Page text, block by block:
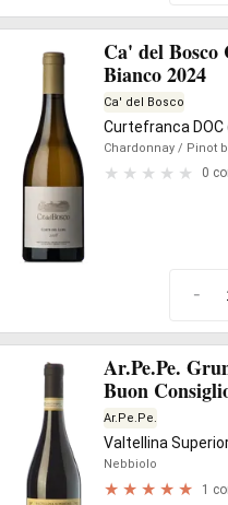
Ca' del
Bianco 2024
Ca' del Bosco
Curtefranca DOC
Chardonnay / Pinot
0
-
Ar.Pe.Pe.
Buon
Ar.Pe.Pe.
Valtellina
Nebbiolo
1